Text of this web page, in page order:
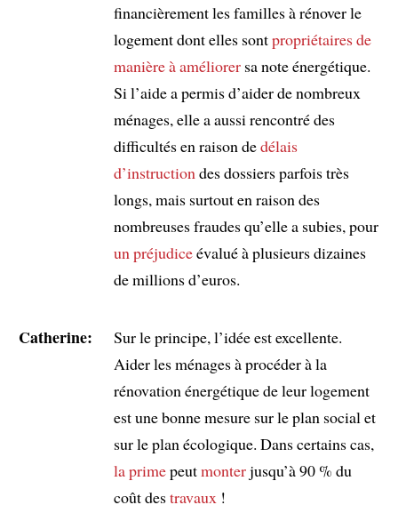
financièrement les familles à rénover le
logement dont elles sontpropriétairesde
manière à améliorersa note énergétique.
Si l’aide a permis d’aider de nombreux
ménages, elle a aussi rencontré des
difficultés en raison dedélais
d’instruction des dossiers parfois très
longs, mais surtout en raison des
nombreuses fraudes qu’elle a subies, pour
un préjudiceévalué à plusieurs dizaines
de millions d’euros.
Catherine:
Sur le principe, l’idée est excellente.
Aider les ménages à procéder à la
rénovation énergétique de leur logement
est une bonne mesure sur le plan social et
sur le plan écologique. Dans certains cas,
la primepeutmonterjusqu’à 90 % du
coût destravaux !